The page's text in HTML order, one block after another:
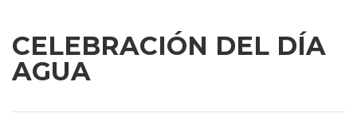
CELEBRACIÓN DEL DÍA
AGUA